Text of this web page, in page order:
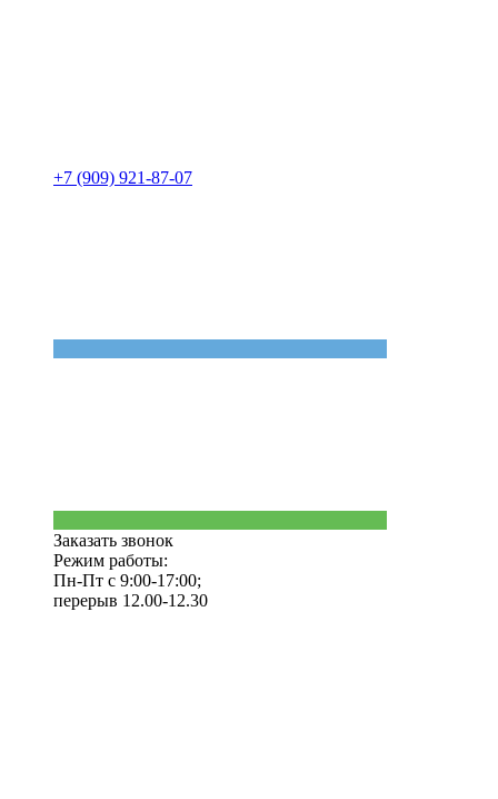
+7 (909) 921-87-07
Заказать звонок
Режим работы:
Пн-Пт с 9:00-17:00;
перерыв 12.00-12.30